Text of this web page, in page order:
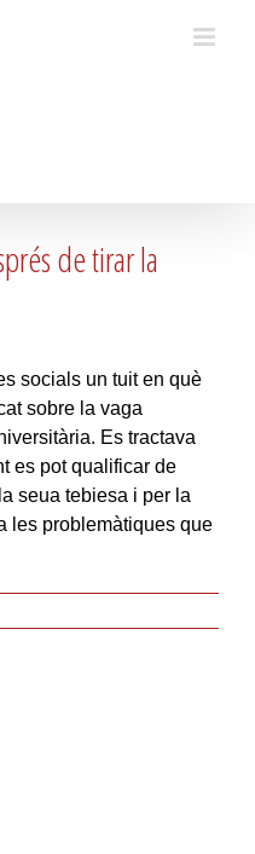
de tirar la
socials un tuit en què
sobre la vaga
Es tractava
es pot qualificar de
seua tebiesa i per la
les problemàtiques que